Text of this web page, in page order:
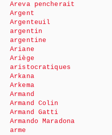
Areva pencherait
Argent
Argenteuil
argentin
argentine
Ariane
Ariège
aristocratiques
Arkana
Arkema
Armand
Armand Colin
Armand Gatti
Armando Maradona
arme